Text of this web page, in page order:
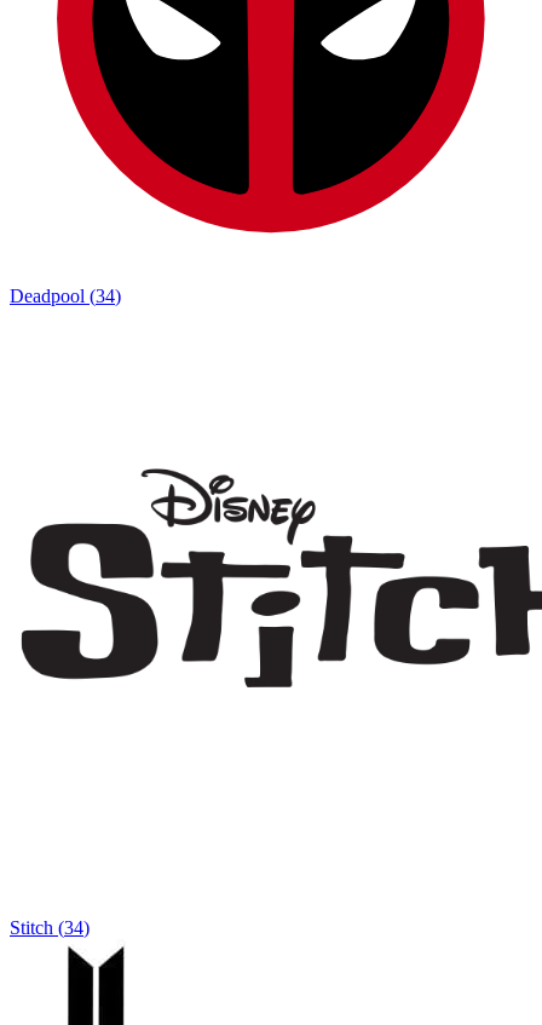
Deadpool (34)
Stitch (34)